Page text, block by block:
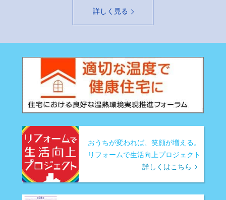
詳しく見る
おうちが変われば、笑顔が増える。
リフォームで生活向上プロジェクト
詳しくはこちら